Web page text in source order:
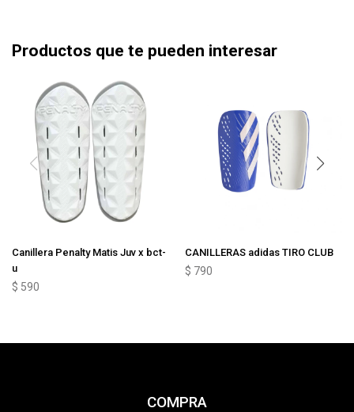
Productos que te pueden interesar
Canillera Penalty Matis Juv x bct-
u
$ 590
CANILLERAS adidas TIRO CLUB
$ 790
COMPRA